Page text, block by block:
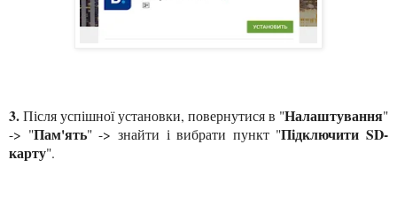
3.Після успішної установки, повернутися в "Налаштування"
-> "Пам'ять" -> знайти і вибрати пункт "Підключити SD-
карту".